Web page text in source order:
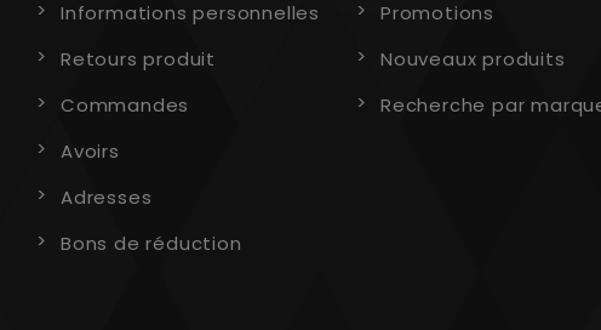
Informations personnelles
Retours produit
Commandes
Avoirs
Adresses
Bons de réduction
Promotions
Nouveaux produits
Recherche par